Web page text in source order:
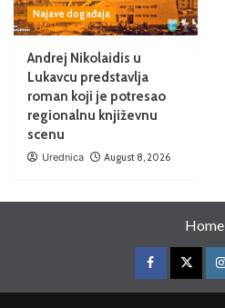
Najave događaja
Andrej Nikolaidis u
Lukavcu predstavlja
roman koji je potresao
regionalnu književnu
scenu
Urednica August 8, 2026
Home